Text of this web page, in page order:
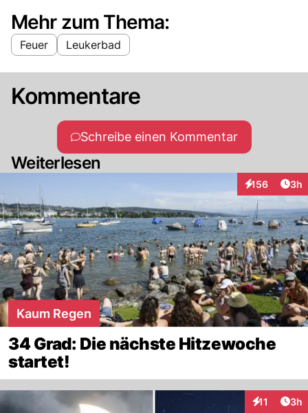
Mehr zum Thema:
Feuer Leukerbad
Kommentare
Schreibe einen Kommentar
Weiterlesen
156
Interaktionen
3h
Kaum Regen
34 Grad: Die nächste Hitzewoche
startet!
11 3h